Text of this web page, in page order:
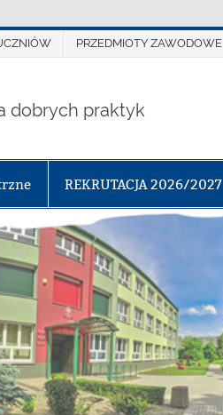
PRZEDMIOTY ZAWODOWE
dobrych praktyk
REKRUTACJA 2026/2027